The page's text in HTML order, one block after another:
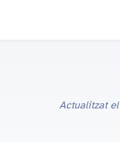
Actualitzat el